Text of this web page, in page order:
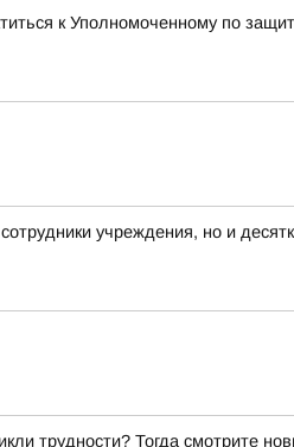
к Уполномоченному по
учреждения, но и
трудности? Тогда смотрите